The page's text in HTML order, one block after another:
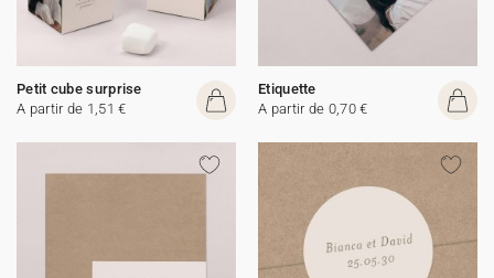
Petit cube surprise
A partir de 1,51 €
Etiquette
A partir de 0,70 €